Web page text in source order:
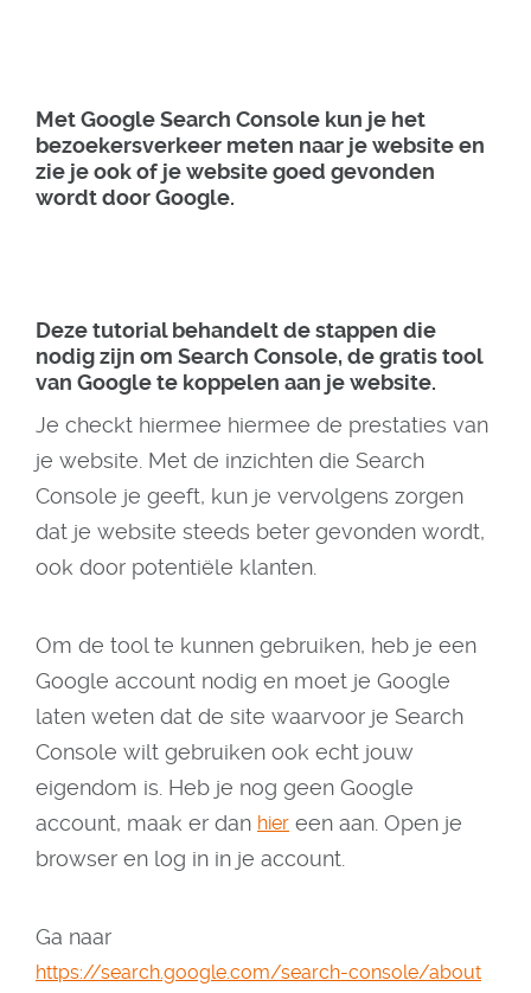
Met Google Search Console kun je het
bezoekersverkeer meten naar je website en
zie je ook of je website goed gevonden
wordt door Google.
Deze tutorial behandelt de stappen die
nodig zijn om Search Console, de gratis tool
van Google te koppelen aan je website.
Je checkt hiermee hiermee de prestaties van
je website. Met de inzichten die Search
Console je geeft, kun je vervolgens zorgen
dat je website steeds beter gevonden wordt,
ook door potentiële klanten.
Om de tool te kunnen gebruiken, heb je een
Google account nodig en moet je Google
laten weten dat de site waarvoor je Search
Console wilt gebruiken ook echt jouw
eigendom is. Heb je nog geen Google
account, maak er dan hier een aan. Open je
browser en log in in je account.
Ga naar
https://search.google.com/search-console/about